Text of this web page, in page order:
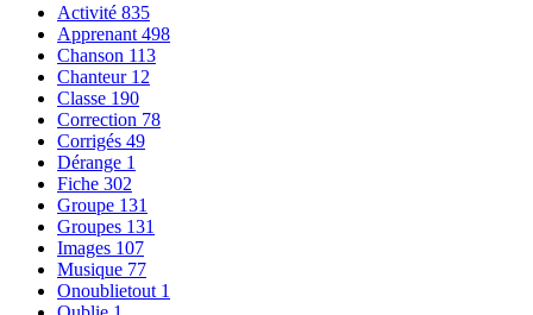
Activité 835
Apprenant 498
Chanson 113
Chanteur 12
Classe 190
Correction 78
Corrigés 49
Dérange 1
Fiche 302
Groupe 131
Groupes 131
Images 107
Musique 77
Onoublietout 1